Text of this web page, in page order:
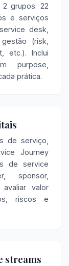
grupos: 22
e serviços
desk,
(risk,
etc.). Inclui
purpose,
prática.
de serviço,
Journey
de service
sponsor,
valor
riscos e
streams